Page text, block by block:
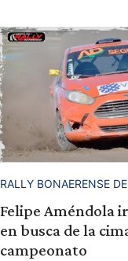
RALLY BONAERENSE
Felipe Améndola
en busca de la
campeonato